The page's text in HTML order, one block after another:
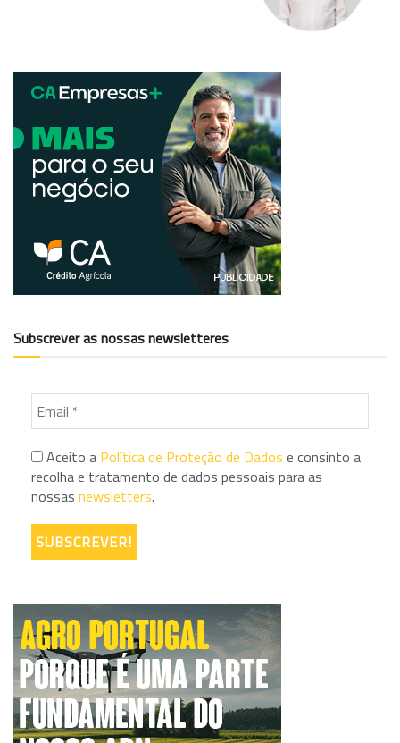
Subscrever as nossas newsletteres
Aceito a Política de Proteção de Dados e consinto a
recolha e tratamento de dados pessoais para as
nossas newsletters.